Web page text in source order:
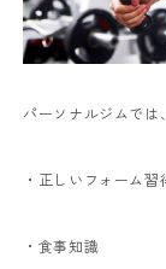
パーソナルジムでは
・正しいフォーム習
・食事知識